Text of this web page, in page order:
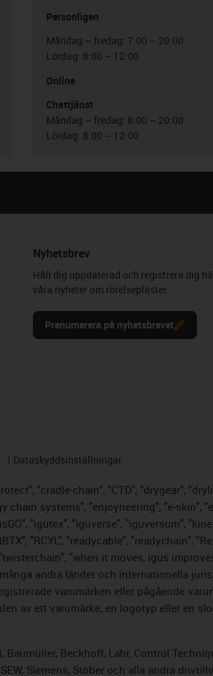
Personligen
Måndag – fredag: 7:00 – 20:00
Lördag: 8:00 – 12:00
Online
Chattjänst
Måndag – fredag: 8:00 – 20:00
Lördag: 8:00 – 12:00
Nyhetsbrev
Håll dig uppdaterad och registrera dig
våra nyheter om rörelseplaster.
Prenumerera på nyhetsbrevet
Dataskyddsinställningar
"cradle-chain", "CTD", "drygear",
systems", "enjoyneering", "e-skin",
"igutex", "iguverse", "iguversum",
"RCYL", "readycable", "readychain",
"when it moves, igus
andra länder och internationella
varumärken eller pågående
av ett varumärke, en logotyp eller en
Beckhoff, Lahr, Control
Siemens, Stöber och alla andra